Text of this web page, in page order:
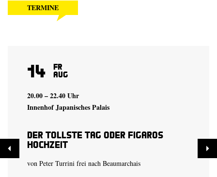
TERMINE
14 Fr
Aug
20.00 – 22.40 Uhr
Innenhof Japanisches Palais
Der tollste Tag oder Figaros
Hochzeit
von Peter Turrini frei nach Beaumarchais